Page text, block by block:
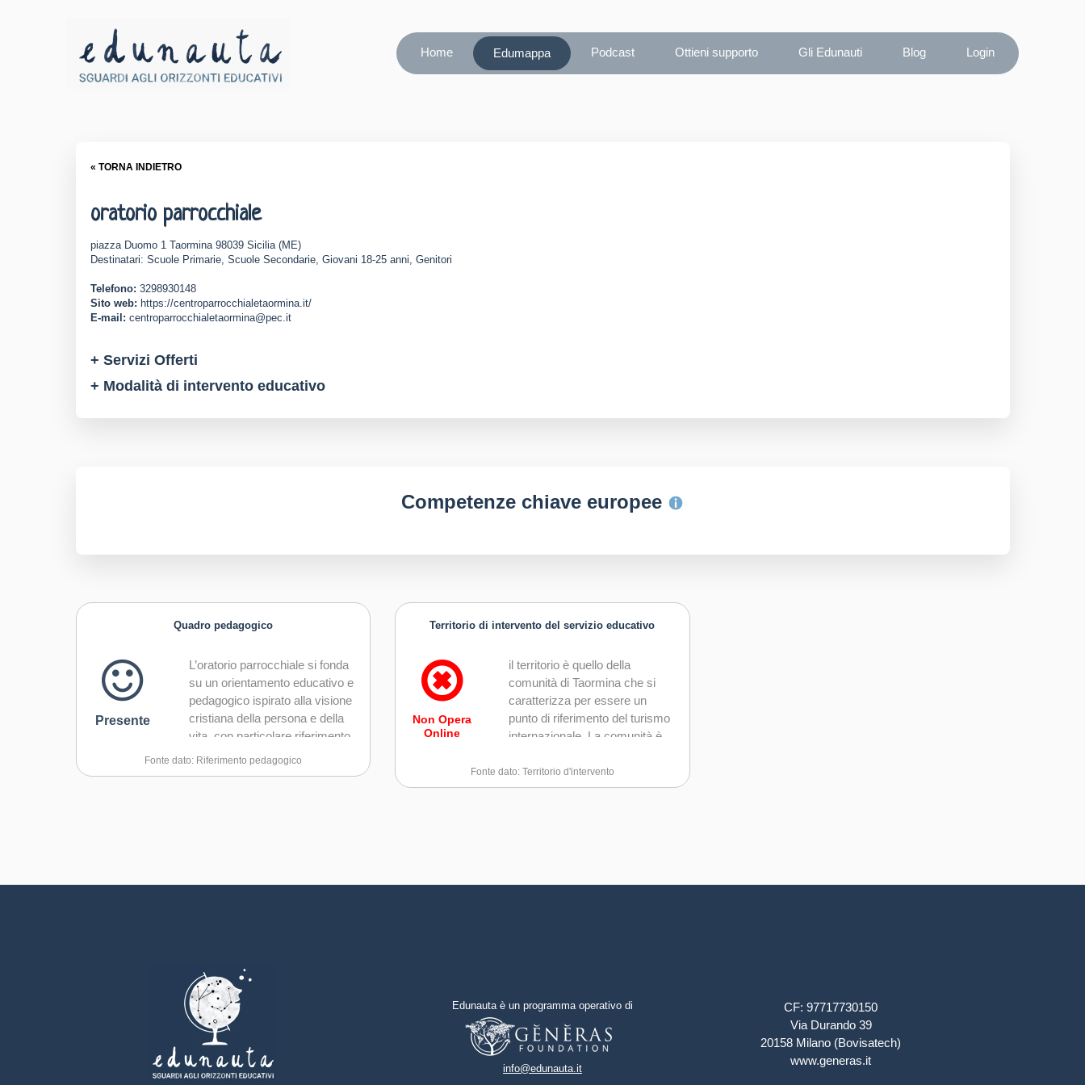
Home Edumappa Podcast Ottieni supporto Gli Edunauti Blog Login
« TORNA INDIETRO
oratorio parrocchiale
piazza Duomo 1 Taormina 98039 Sicilia (ME)
Destinatari: Scuole Primarie, Scuole Secondarie, Giovani 18-25 anni, Genitori
Telefono: 3298930148
Sito web: https://centroparrocchialetaormina.it/
E-mail: centroparrocchialetaormina@pec.it
+ Servizi Offerti
+ Modalità di intervento educativo
Competenze chiave europee
Quadro pedagogico
Presente
L’oratorio parrocchiale si fonda
su un orientamento educativo e
pedagogico ispirato alla visione
cristiana della persona e della
vita, con particolare riferimento
alla dottrina sociale della chiesa
rispettandone i tempi, le fragilità
e le risorse personali. 2.
Educazione integrale
L’orientamento educativo
dell’oratorio si propone di
formare la persona nella sua
totalità, integrando: crescita
Fonte dato: Riferimento pedagogico
Territorio di intervento del servizio educativo
Non Opera
Online
il territorio è quello della
comunità di Taormina che si
caratterizza per essere un
punto di riferimento del turismo
internazionale. La comunità è
Fonte dato: Territorio d'intervento
Edunauta è un programma operativo di
info@edunauta.it
CF: 97717730150
Via Durando 39
20158 Milano (Bovisatech)
www.generas.it